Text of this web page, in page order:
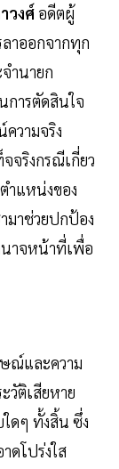
วงศ์ อดีตผู้
ลาออกจากทุก
ำนายก
การตัดสินใจ
วามจริง
จริงกรณีเกี่ยว
ำแหน่งของ
มาช่วยปกป้อง
นาจหน้าที่เพื่อ
ณ์และความ
วัติเสียหาย
ดๆ ทั้งสิ้น ซึ่ง
ดโปร่งใส